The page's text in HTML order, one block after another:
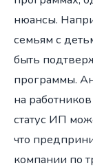
нюансы.
семьям с
быть
программы.
на
статус ИП
что
компании по